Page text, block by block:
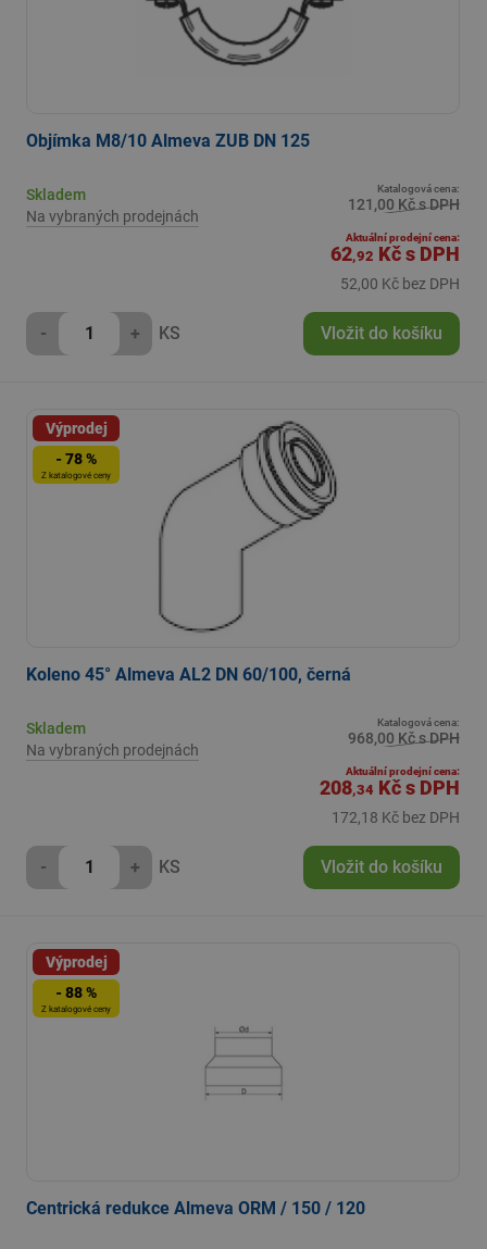
Objímka M8/10 Almeva ZUB DN 125
Skladem
Na vybraných prodejnách
Katalogová cena:
121,00 Kč s DPH
Aktuální prodejní cena:
62,92 Kčs DPH
52,00 Kč bez DPH
- + KS Vložit do košíku
Výprodej
- 78 %
Z katalogové ceny
Koleno 45° Almeva AL2 DN 60/100, černá
Skladem
Na vybraných prodejnách
Katalogová cena:
968,00 Kč s DPH
Aktuální prodejní cena:
208,34 Kčs DPH
172,18 Kč bez DPH
- + KS Vložit do košíku
Výprodej
- 88 %
Z katalogové ceny
Centrická redukce Almeva ORM / 150 / 120